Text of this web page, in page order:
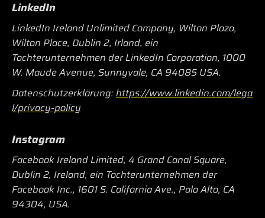
LinkedIn
LinkedIn Ireland Unlimited Company, Wilton Plaza,
Wilton Place, Dublin 2, Irland, ein
Tochterunternehmen der LinkedIn Corporation, 1000
W. Maude Avenue, Sunnyvale, CA 94085 USA.
Datenschutzerklärung:https://www.linkedin.com/lega
l/privacy-policy
Instagram
Facebook Ireland Limited, 4 Grand Canal Square,
Dublin 2, Ireland, ein Tochterunternehmen der
Facebook Inc., 1601 S. California Ave., Palo Alto, CA
94304, USA.